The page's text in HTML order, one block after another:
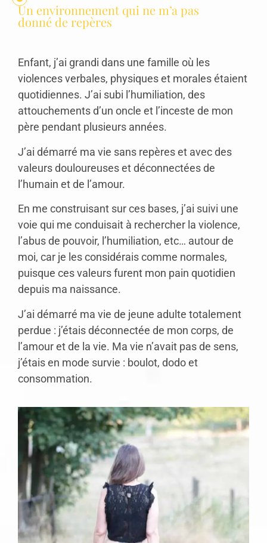
Un environnement qui ne m’a pas
donné de repères
Enfant, j’ai grandi dans une famille où les
violences verbales, physiques et morales étaient
quotidiennes. J’ai subi l’humiliation, des
attouchements d’un oncle et l’inceste de mon
père pendant plusieurs années.
J’ai démarré ma vie sans repères et avec des
valeurs douloureuses et déconnectées de
l’humain et de l’amour.
En me construisant sur ces bases, j’ai suivi une
voie qui me conduisait à rechercher la violence,
l’abus de pouvoir, l’humiliation, etc… autour de
moi, car je les considérais comme normales,
puisque ces valeurs furent mon pain quotidien
depuis ma naissance.
J’ai démarré ma vie de jeune adulte totalement
perdue : j’étais déconnectée de mon corps, de
l’amour et de la vie. Ma vie n’avait pas de sens,
j’étais en mode survie : boulot, dodo et
consommation.